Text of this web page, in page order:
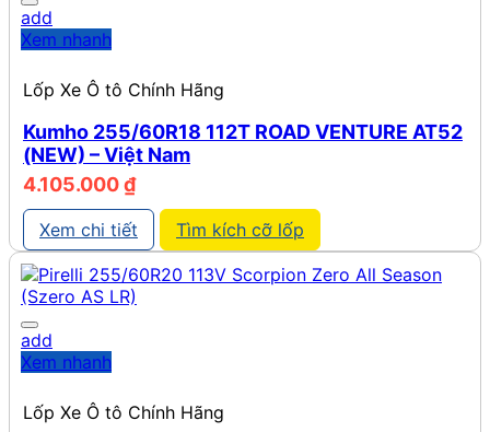
add
Xem nhanh
Lốp Xe Ô tô Chính Hãng
Kumho 255/60R18 112T ROAD VENTURE AT52
(NEW) – Việt Nam
4.105.000₫
Xem chi tiết Tìm kích cỡ lốp
add
Xem nhanh
Lốp Xe Ô tô Chính Hãng